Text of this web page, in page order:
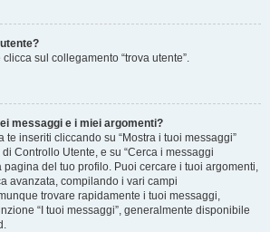
sul collegamento “trova utente”.
messaggi e i miei argomenti?
te inseriti cliccando su “Mostra i tuoi messaggi”
Controllo Utente, e su “Cerca i messaggi
pagina del tuo profilo. Puoi cercare i tuoi argomenti,
avanzata, compilando i vari campi
trovare rapidamente i tuoi messaggi,
“I tuoi messaggi”, generalmente disponibile